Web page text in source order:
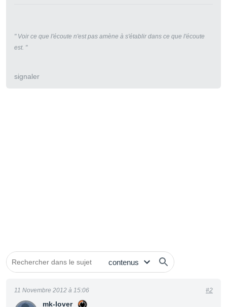
" Voir ce que l'écoute n'est pas amène à s'établir dans ce que l'écoute
est. "
signaler
mk-lover
11 Novembre 2012 à 15:06 #2